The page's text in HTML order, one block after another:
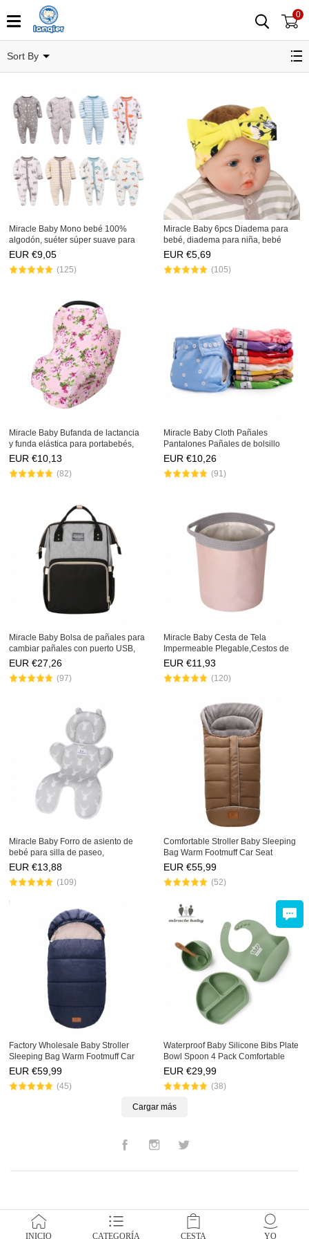
0
Sort By
Miracle Baby Mono bebé 100%
algodón, suéter súper suave para
todas las estaciones, pijama de
algodón para niños pequeños
EUR €9,05
(125)
Miracle Baby 6pcs Diadema para
bebé, diadema para niña, bebé
recién nacido
EUR €5,69
(105)
Miracle Baby Bufanda de lactancia
y funda elástica para portabebés,
Funda de algodón multiuso para
cochecito | Carro de compras | Silla
de bebé | Cest
EUR €10,13
(82)
Miracle Baby Cloth Pañales
Pantalones Pañales de bolsillo
reutilizables ajustables para ropa
interior impermeable para bebés
con un pañal de inserción
EUR €10,26
(91)
Miracle Baby Bolsa de pañales para
cambiar pañales con puerto USB,
bolsillos con aislamiento, bolsas
grandes para pañales, mochila
multifuncional, moc
EUR €27,26
(97)
Miracle Baby Cesta de Tela
Impermeable Plegable,Cestos de
lavanderíapara la
Colada,Organizador Lavadero
Almacenamiento de Canastas para
EUR €11,93
(120)
Miracle Baby Forro de asiento de
bebé para silla de paseo,
almohadilla/cojín/forro de asiento
de malla 3D de doble cara para silla
de paseo y asiento
EUR €13,88
(109)
Comfortable Stroller Baby Sleeping
Bag Warm Footmuff Car Seat
Swaddle Sleep Sack Kids Toddler
Organic Sleep Sack Sleeping Bag
EUR €55,99
(52)
Factory Wholesale Baby Stroller
Sleeping Bag Warm Footmuff Car
Seat Baby Sleeping Bag Kids
Toddler Baby Sleeping Bag
EUR €59,99
(45)
Waterproof Baby Silicone Bibs Plate
Bowl Spoon 4 Pack Comfortable
Adjustable Washable Soft Baby
EUR €29,99
(38)
Cargar más
INICIO CATEGORÍA CESTA YO